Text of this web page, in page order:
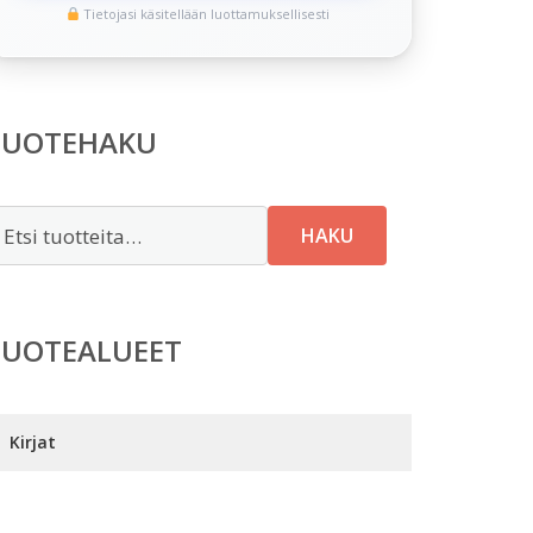
Tietojasi käsitellään luottamuksellisesti
HAKU
Kirjat